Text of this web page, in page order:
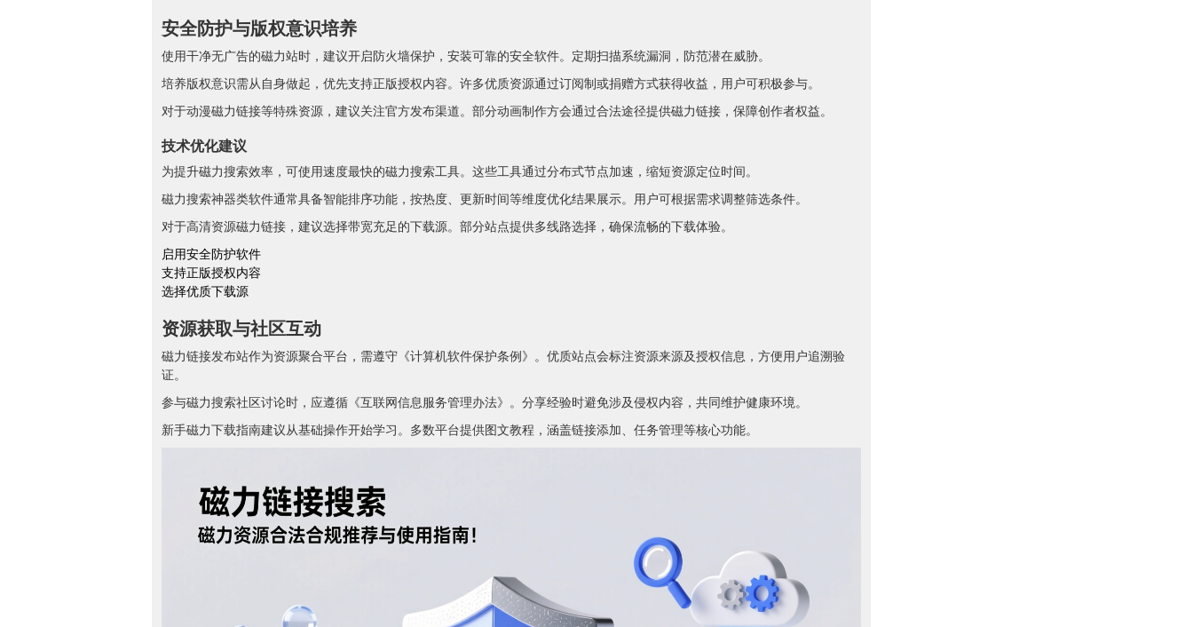
安全防护与版权意识培养
使用干净无广告的磁力站时，建议开启防火墙保护，安装可靠的安全软件。定期扫描系统漏洞，防范潜在威胁。
培养版权意识需从自身做起，优先支持正版授权内容。许多优质资源通过订阅制或捐赠方式获得收益，用户可积极参与。
对于动漫磁力链接等特殊资源，建议关注官方发布渠道。部分动画制作方会通过合法途径提供磁力链接，保障创作者权益。
技术优化建议
为提升磁力搜索效率，可使用速度最快的磁力搜索工具。这些工具通过分布式节点加速，缩短资源定位时间。
磁力搜索神器类软件通常具备智能排序功能，按热度、更新时间等维度优化结果展示。用户可根据需求调整筛选条件。
对于高清资源磁力链接，建议选择带宽充足的下载源。部分站点提供多线路选择，确保流畅的下载体验。
启用安全防护软件
支持正版授权内容
选择优质下载源
资源获取与社区互动
磁力链接发布站作为资源聚合平台，需遵守《计算机软件保护条例》。优质站点会标注资源来源及授权信息，方便用户追溯验
证。
参与磁力搜索社区讨论时，应遵循《互联网信息服务管理办法》。分享经验时避免涉及侵权内容，共同维护健康环境。
新手磁力下载指南建议从基础操作开始学习。多数平台提供图文教程，涵盖链接添加、任务管理等核心功能。